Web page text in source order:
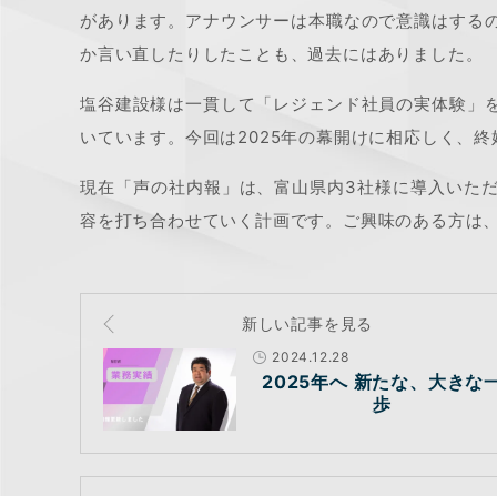
があります。アナウンサーは本職なので意識はす
か言い直したりしたことも、過去にはありました。
塩谷建設様は一貫して「レジェンド社員の実体験
いています。今回は2025年の幕開けに相応しく、
現在「声の社内報」は、富山県内3社様に導入いた
容を打ち合わせていく計画です。ご興味のある方は
新しい記事を見る
2024.12.28
2025年へ 新たな、大きな
歩